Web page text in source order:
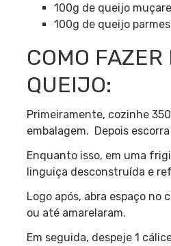
100g de queijo
100g de queijo
COMO
QUEIJO:
Primeiramente, cozinhe
embalagem. Depois
Enquanto isso, em uma
linguiça desconstruída e
Logo após, abra espaço
ou até amarelaram.
Em seguida, despeje 1